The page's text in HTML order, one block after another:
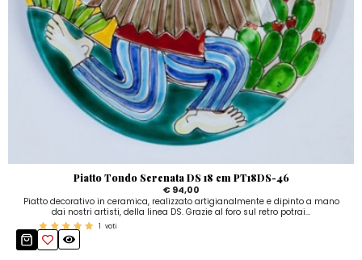
Piatto Tondo Serenata DS 18 cm PT18DS-46
€ 94,00
Piatto decorativo in ceramica, realizzato artigianalmente e dipinto a mano
dai nostri artisti, della linea DS. Grazie al foro sul retro potrai...
1 voti